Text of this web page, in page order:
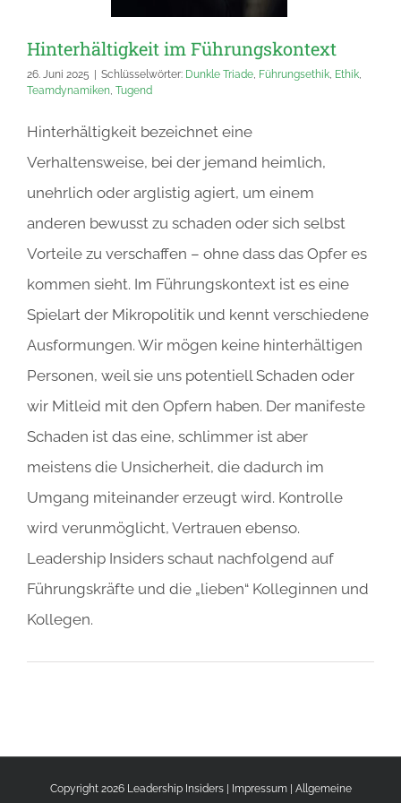
Hinterhältigkeit im Führungskontext
26. Juni 2025 Schlüsselwörter: Dunkle Triade, Führungsethik, Ethik,
Teamdynamiken, Tugend
Hinterhältigkeit bezeichnet eine
Verhaltensweise, bei der jemand heimlich,
unehrlich oder arglistig agiert, um einem
anderen bewusst zu schaden oder sich selbst
Vorteile zu verschaffen – ohne dass das Opfer es
kommen sieht. Im Führungskontext ist es eine
Spielart der Mikropolitik und kennt verschiedene
Ausformungen. Wir mögen keine hinterhältigen
Personen, weil sie uns potentiell Schaden oder
wir Mitleid mit den Opfern haben. Der manifeste
Schaden ist das eine, schlimmer ist aber
meistens die Unsicherheit, die dadurch im
Umgang miteinander erzeugt wird. Kontrolle
wird verunmöglicht, Vertrauen ebenso.
Leadership Insiders schaut nachfolgend auf
Führungskräfte und die „lieben“ Kolleginnen und
Kollegen.
Copyright 2026 Leadership Insiders | Impressum| Allgemeine